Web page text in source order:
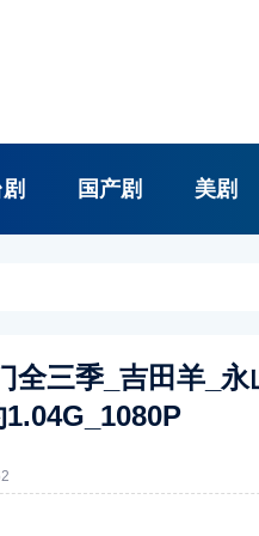
国产剧 美剧
全三季_吉田羊_
1.04G_1080P